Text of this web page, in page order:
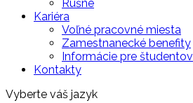
Rušne
Kariéra
Voľné pracovné miesta
Zamestnanecké benefity
Informácie pre študentov
Kontakty
Vyberte váš jazyk